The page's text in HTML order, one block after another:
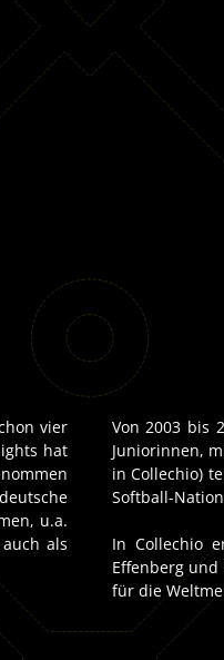
vier
hat
u.a.
als
Von 2003 bis
Juniorinnen,
in Collechio)
Softball-
In Collechio
Effenberg
für die